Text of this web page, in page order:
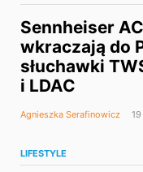
Sennheiser
wkraczają do
słuchawki
i LDAC
Agnieszka Serafinowicz
LIFESTYLE